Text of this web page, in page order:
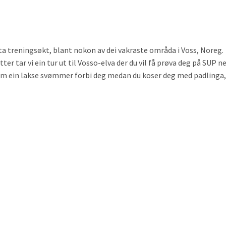
blant nokon av dei vakraste områda i Voss, Noreg.
tar vi ein tur ut til Vosso-elva der du vil få prøva deg på SUP
lakse svømmer forbi deg medan du koser deg med